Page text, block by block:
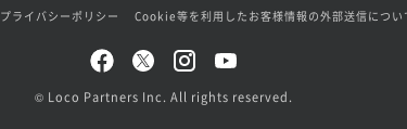
プライバシーポリシー Cookie等を利用したお客様情報の外部送信につい
© Loco Partners Inc. All rights reserved.